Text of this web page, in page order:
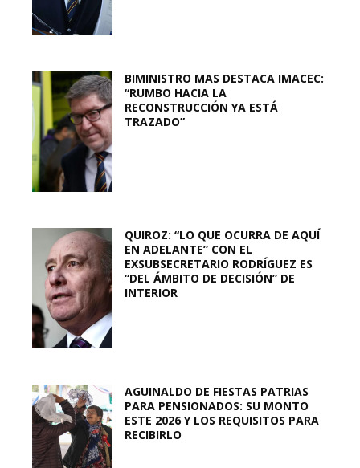
BIMINISTRO MAS DESTACA IMACEC:
“RUMBO HACIA LA
RECONSTRUCCIÓN YA ESTÁ
TRAZADO”
QUIROZ: “LO QUE OCURRA DE AQUÍ
EN ADELANTE” CON EL
EXSUBSECRETARIO RODRÍGUEZ ES
“DEL ÁMBITO DE DECISIÓN” DE
INTERIOR
AGUINALDO DE FIESTAS PATRIAS
PARA PENSIONADOS: SU MONTO
ESTE 2026 Y LOS REQUISITOS PARA
RECIBIRLO